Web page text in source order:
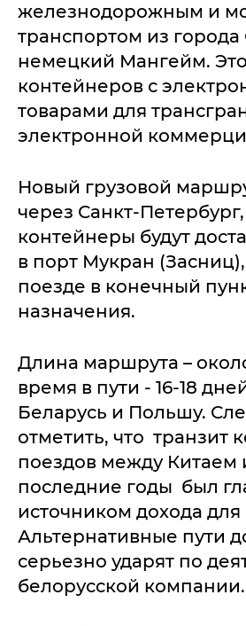
железнодорожным и
транспортом из города
немецкий Мангейм.
контейнеров с
товарами для
электронной
Новый грузовой
через Санкт-Петербург,
контейнеры будут
в порт Мукран
поезде в конечный
назначения.
Длина маршрута –
время в пути - 16-18
Беларусь и Польшу.
отметить, что транзит
поездов между Китаем
последние годы был
источником дохода
Альтернативные пути
серьезно ударят по
белорусской компании.